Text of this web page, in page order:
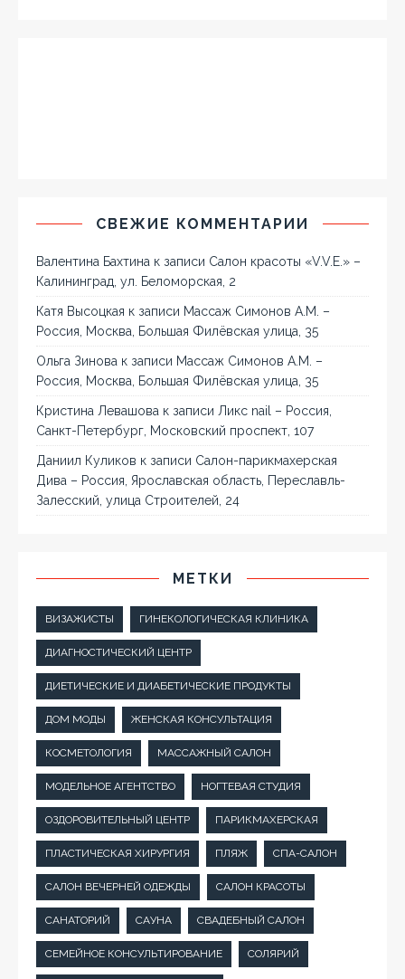
СВЕЖИЕ КОММЕНТАРИИ
Валентина Бахтина к записи Салон красоты «V.V.E.» –
Калининград, ул. Беломорская, 2
Катя Высоцкая к записи Массаж Симонов А.М. –
Россия, Москва, Большая Филёвская улица, 35
Ольга Зинова к записи Массаж Симонов А.М. –
Россия, Москва, Большая Филёвская улица, 35
Кристина Левашова к записи Ликс nail – Россия,
Санкт-Петербург, Московский проспект, 107
Даниил Куликов к записи Салон-парикмахерская
Дива – Россия, Ярославская область, Переславль-
Залесский, улица Строителей, 24
МЕТКИ
ВИЗАЖИСТЫ ГИНЕКОЛОГИЧЕСКАЯ КЛИНИКА
ДИАГНОСТИЧЕСКИЙ ЦЕНТР
ДИЕТИЧЕСКИЕ И ДИАБЕТИЧЕСКИЕ ПРОДУКТЫ
ДОМ МОДЫ ЖЕНСКАЯ КОНСУЛЬТАЦИЯ
КОСМЕТОЛОГИЯ МАССАЖНЫЙ САЛОН
МОДЕЛЬНОЕ АГЕНТСТВО НОГТЕВАЯ СТУДИЯ
ОЗДОРОВИТЕЛЬНЫЙ ЦЕНТР ПАРИКМАХЕРСКАЯ
ПЛАСТИЧЕСКАЯ ХИРУРГИЯ ПЛЯЖ СПА-САЛОН
САЛОН ВЕЧЕРНЕЙ ОДЕЖДЫ САЛОН КРАСОТЫ
САНАТОРИЙ САУНА СВАДЕБНЫЙ САЛОН
СЕМЕЙНОЕ КОНСУЛЬТИРОВАНИЕ СОЛЯРИЙ